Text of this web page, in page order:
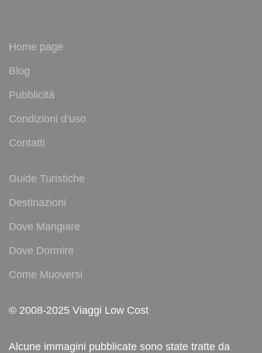
Home page
Blog
Pubblicità
Condizioni d’uso
Contatti
Guide Turistiche
Destinazioni
Dove Mangiare
Dove Dormire
Come Muoversi
© 2008-2025 Viaggi Low Cost
Alcune immagini pubblicate sono state tratte da